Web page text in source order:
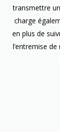
transmettre un
charge
en plus de
l’entremise